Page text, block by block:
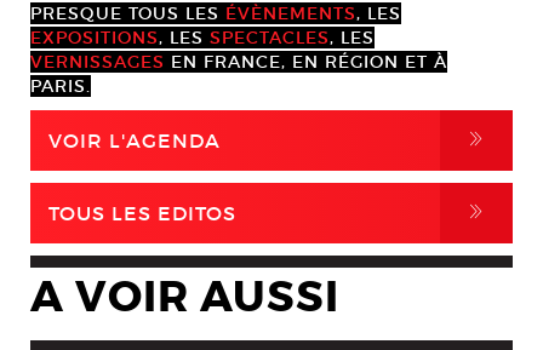
PRESQUE TOUS LES ÉVÈNEMENTS, LES
EXPOSITIONS, LES SPECTACLES, LES
VERNISSAGES EN FRANCE, EN RÉGION ET À
PARIS.
VOIR L'AGENDA ,
TOUS LES EDITOS ,
A VOIR AUSSI